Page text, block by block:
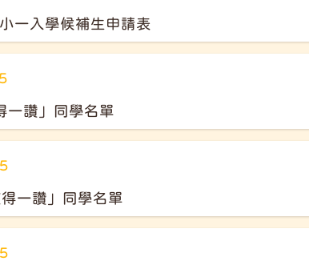
一入學候補生申請表
一讚」同學名單
一讚」同學名單